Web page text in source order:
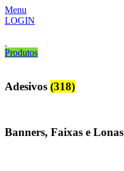
Menu
LOGIN
Produtos
Adesivos (318)
Banners, Faixas e Lonas